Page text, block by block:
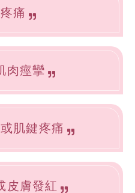
痛
肉痙攣
肌鍵疼痛
皮膚發紅